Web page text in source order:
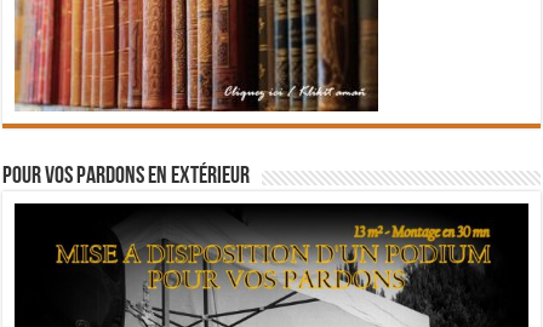
Pour vos pardons en extérieur